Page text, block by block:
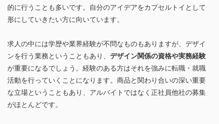
的に行うことも多いです。自分のアイデアをカプセルトイとして
形にしていきたい方に向いています。
求人の中には学歴や業界経験が不問なものもありますが、デザイ
ンを行う業務ということもあり、 デザイン関係の資格や実務経験
が重要になるでしょう。経験のある方はそれを強みに転職・就職
活動を行っていくことになります。商品と関わり合いの深い重要
な立場ということもあり、アルバイトではなく正社員他社の募集
がほとんどです。